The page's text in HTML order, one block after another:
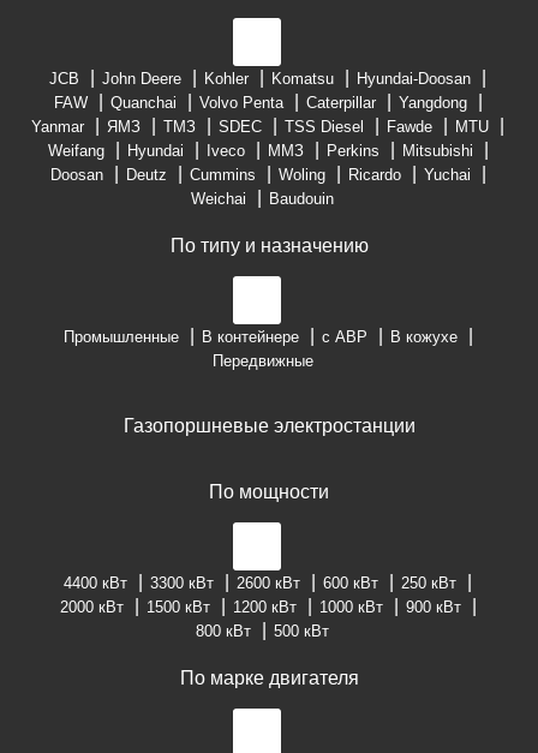
JCB John Deere Kohler Komatsu
Hyundai-Doosan
FAW
Quanchai Volvo Penta Caterpillar
Yangdong
Yanmar
ЯМЗ ТМЗ SDEC TSS Diesel Fawde
MTU
Weifang
Hyundai Iveco ММЗ Perkins
Mitsubishi
Doosan
Deutz Cummins Woling Ricardo
Yuchai
Weichai
Baudouin
По типу и назначению
Промышленные В контейнере с АВР
В кожухе
Передвижные
Газопоршневые электростанции
По мощности
4400 кВт 3300 кВт 2600 кВт 600 кВт
250 кВт
2000 кВт
1500 кВт 1200 кВт 1000 кВт
900 кВт
800 кВт
500 кВт
По марке двигателя